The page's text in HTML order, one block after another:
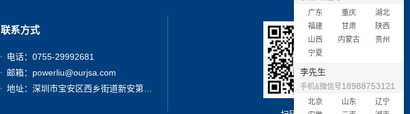
联系方式
电话：0755-29992681
邮箱：powerliu@ourjsa.com
地址：深圳市宝安区西乡街道新安第二工业区A3栋6楼南
广东 重庆
湖北
福建
甘肃
陕西
山西
内蒙古
贵州
宁夏
李先生
手机&微信号18988753121
北京 山东
辽宁